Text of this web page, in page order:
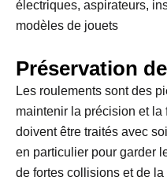
électriques, aspirateurs,
modèles de jouets
Préservation
Les roulements sont des
maintenir la précision et
doivent être traités avec
en particulier pour garder
de fortes collisions et de la